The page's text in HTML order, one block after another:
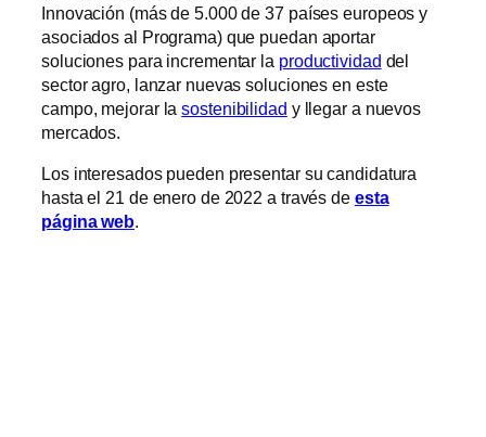
Innovación (más de 5.000 de 37 países europeos y
asociados al Programa) que puedan aportar
soluciones para incrementar la productividad del
sector agro, lanzar nuevas soluciones en este
campo, mejorar lasostenibilidad y llegar a nuevos
mercados.
Los interesados pueden presentar su candidatura
hasta el 21 de enero de 2022 a través de esta
página web.